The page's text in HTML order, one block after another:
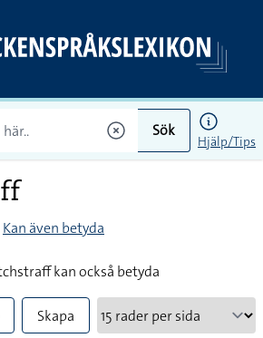
Sök
Hjälp/Tips
Kan även betyda
kan också betyda
Skapa